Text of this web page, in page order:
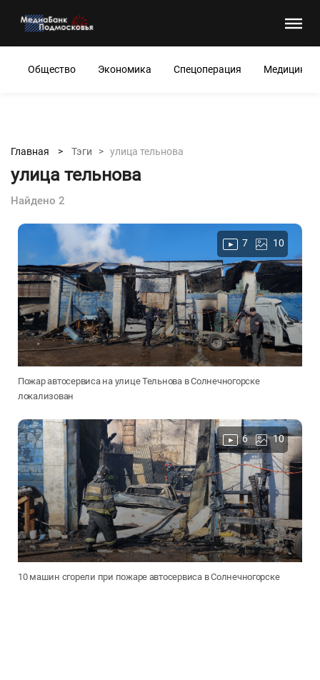
Общество Экономика Спецоперация Медицина
Главная > Тэги > улица тельнова
улица тельнова
Найдено 2
7 10
Пожар автосервиса на улице Тельнова в Солнечногорске
локализован
6 10
10 машин сгорели при пожаре автосервиса в Солнечногорске